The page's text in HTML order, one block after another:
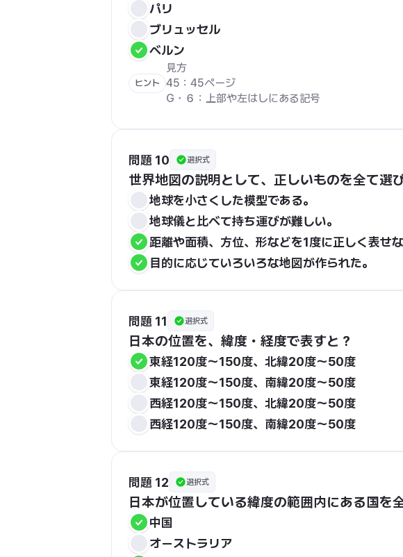
パリ
ブリュッセル
ベルン
ヒント
見方
45：45ページ
G・６：上部や左はしにある記号
問題 10 選択式
世界地図の説明として、正しいものを全て選
地球を小さくした模型である。
地球儀と比べて持ち運びが難しい。
距離や面積、方位、形などを1度に正しく表せな
目的に応じていろいろな地図が作られた。
問題 11 選択式
日本の位置を、緯度・経度で表すと？
東経120度～150度、北緯20度～50度
東経120度～150度、南緯20度～50度
西経120度～150度、北緯20度～50度
西経120度～150度、南緯20度～50度
問題 12 選択式
日本が位置している緯度の範囲内にある国を
中国
オーストラリア